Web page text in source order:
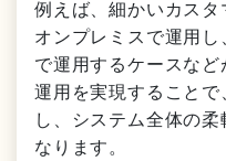
例えば、細かいカス
オンプレミスで運用
で運用するケースな
運用を実現すること
し、システム全体の
なります。